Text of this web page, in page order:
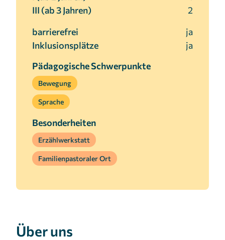
III (ab 3 Jahren)
2
barrierefrei
ja
Inklusionsplätze
ja
Pädagogische Schwerpunkte
Bewegung
Sprache
Besonderheiten
Erzählwerkstatt
Familienpastoraler Ort
Über uns
Anbieter:
Zweck:
Auswertung der Leistung von Werbekampagnen.
Cookie Laufzeit:
3 Monate